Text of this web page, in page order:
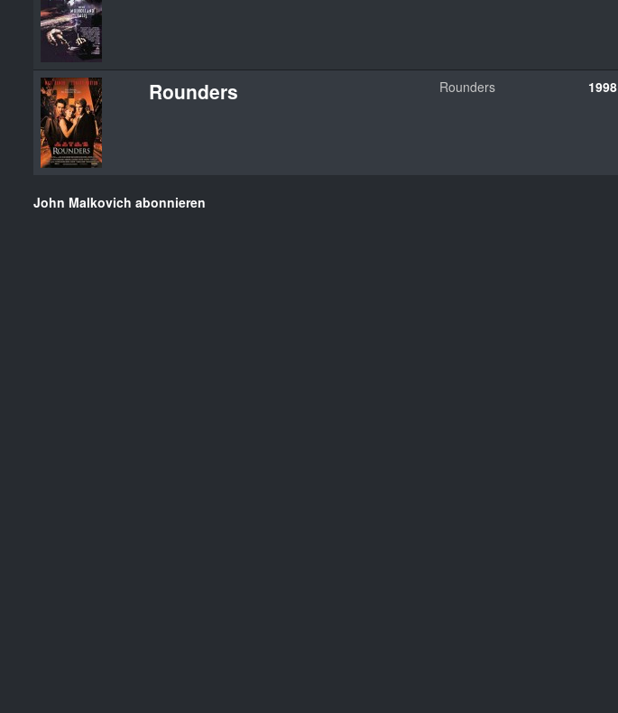
Rounders Rounders 1998
John Malkovich abonnieren